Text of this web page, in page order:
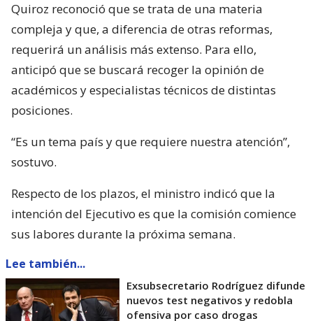
Quiroz reconoció que se trata de una materia
compleja y que, a diferencia de otras reformas,
requerirá un análisis más extenso. Para ello,
anticipó que se buscará recoger la opinión de
académicos y especialistas técnicos de distintas
posiciones.
“Es un tema país y que requiere nuestra atención”,
sostuvo.
Respecto de los plazos, el ministro indicó que la
intención del Ejecutivo es que la comisión comience
sus labores durante la próxima semana.
Lee también...
Exsubsecretario Rodríguez difunde
nuevos test negativos y redobla
ofensiva por caso drogas